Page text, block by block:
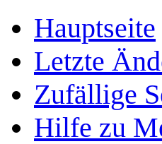
Hauptseite
Letzte
Zufällige
Hilfe zu